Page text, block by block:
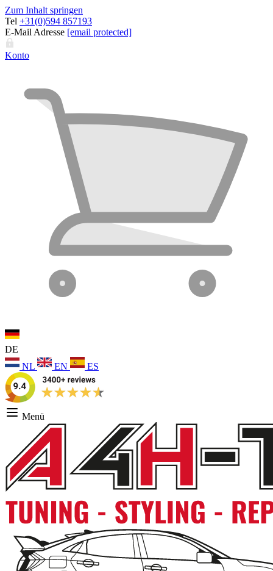
Zum Inhalt springen
Tel +31(0)594 857193
E-Mail Adresse [email protected]
Konto
DE
NL
EN ES
Menü